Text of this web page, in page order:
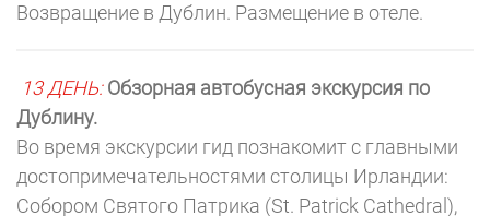
Возвращение в Дублин. Размещение в отеле.
13 ДЕНЬ:Обзорная автобусная экскурсия по
Дублину.
Во время экскурсии гид познакомит с главными
достопримечательностями столицы Ирландии:
Собором Святого Патрика (St. Patrick Cathedral),